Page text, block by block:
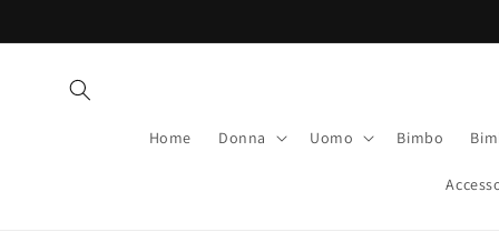
ai contenuti
Home Donna Uomo Bimbo